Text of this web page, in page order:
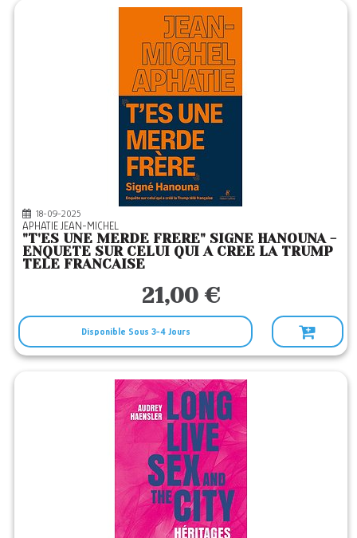
18-09-2025
APHATIE JEAN-MICHEL
"T'ES UNE MERDE FRERE" SIGNE HANOUNA -
ENQUETE SUR CELUI QUI A CREE LA TRUMP
TELE FRANCAISE
21,00 €
Disponible Sous 3-4 Jours